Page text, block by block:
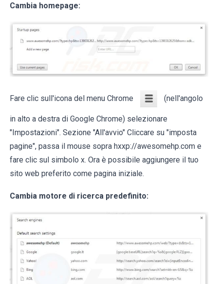
Cambia homepage:
Fare clic sull'icona del menu Chrome (nell'angolo
in alto a destra di Google Chrome) selezionare
"Impostazioni". Sezione "All'avvio" Cliccare su "imposta
pagine", passa il mouse sopra hxxp://awesomehp.com e
fare clic sul simbolo x. Ora è possibile aggiungere il tuo
sito web preferito come pagina iniziale.
Cambia motore di ricerca predefinito: